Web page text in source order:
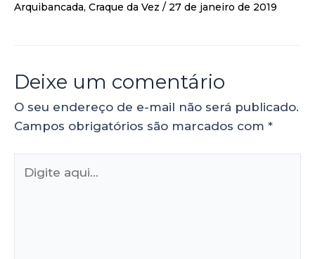
Arquibancada, Craque da Vez / 27 de janeiro de 2019
Deixe um comentário
O seu endereço de e-mail não será publicado.
Campos obrigatórios são marcados com *